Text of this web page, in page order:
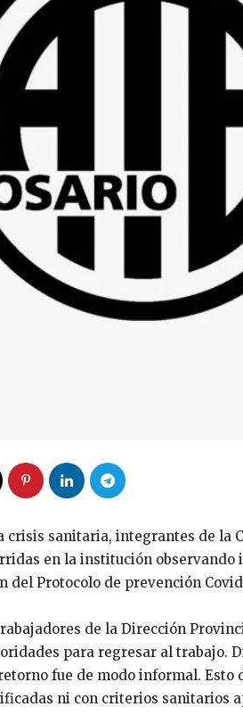
crisis sanitaria, integrantes de la
en la institución observando
del Protocolo de prevención
de la Dirección
para regresar al trabajo.
fue de modo informal.
ni con criterios sanitarios